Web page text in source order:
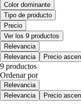
Color dominante
Tipo de producto
Precio
Ver los 9 productos
Relevancia
Relevancia
Precio
9 productos
Ordenar por
Relevancia
Relevancia
Precio